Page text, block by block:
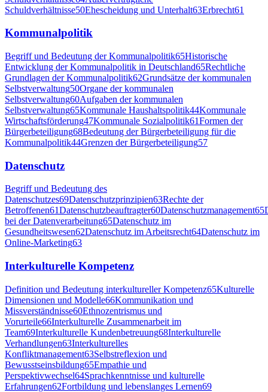
Schuldverhältnisse50Ehescheidung und Unterhalt63Erbrecht61
Kommunalpolitik
Begriff und Bedeutung der Kommunalpolitik65Historische
Entwicklung der Kommunalpolitik in Deutschland65Rechtliche
Grundlagen der Kommunalpolitik62Grundsätze der kommunalen
Selbstverwaltung50Organe der kommunalen
Selbstverwaltung60Aufgaben der kommunalen
Selbstverwaltung65Kommunale Haushaltspolitik44Kommunale
Wirtschaftsförderung47Kommunale Sozialpolitik61Formen der
Bürgerbeteiligung68Bedeutung der Bürgerbeteiligung für die
Kommunalpolitik44Grenzen der Bürgerbeteiligung57
Datenschutz
Begriff und Bedeutung des
Datenschutzes69Datenschutzprinzipien63Rechte der
Betroffenen61Datenschutzbeauftragter60Datenschutzmanagement65
bei der Datenverarbeitung65Datenschutz im
Gesundheitswesen62Datenschutz im Arbeitsrecht64Datenschutz im
Online-Marketing63
Interkulturelle Kompetenz
Definition und Bedeutung interkultureller Kompetenz65Kulturelle
Dimensionen und Modelle66Kommunikation und
Missverständnisse60Ethnozentrismus und
Vorurteile66Interkulturelle Zusammenarbeit im
Team69Interkulturelle Kundenbetreuung68Interkulturelle
Verhandlungen63Interkulturelles
Konfliktmanagement63Selbstreflexion und
Bewusstseinsbildung65Empathie und
Perspektivwechsel64Sprachkenntnisse und kulturelle
Erfahrungen62Fortbildung und lebenslanges Lernen69